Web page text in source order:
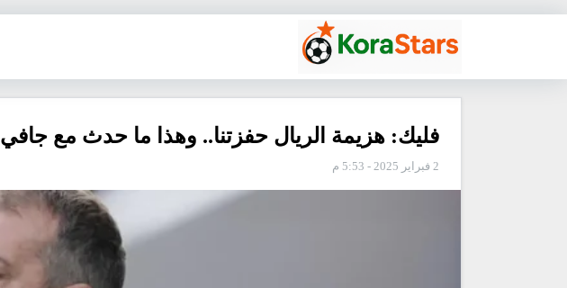
فليك: هزيمة الريال حفزتنا.. وهذا ما حدث مع جافي
2 فبراير 2025 - 5:53 م